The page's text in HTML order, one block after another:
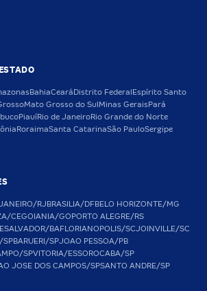
BahiaCeará Distrito Federal Espírito Santo
Mato Grosso do Sul Minas Gerais Pará
PiauíRio de JaneiroRio Grande do Norte
RoraimaSanta CatarinaSão PauloSergipe
RJBRASILIA/DFBELO HORIZONTE/MG
CEGOIANIA/GOPORTO ALEGRE/RS
SALVADOR/BAFLORIANOPOLIS/SCJOINVILLE/SC
SPBARUERI/SPJOAO PESSOA/PB
SPVITORIA/ESSOROCABA/SP
JOSE DOS CAMPOS/SPSANTO ANDRE/SP